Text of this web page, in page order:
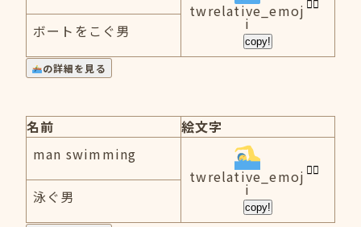
twrelative_emoj
i
copy!
ボートをこぐ男
の詳細を見る
名前
絵文字
man swimming
twrelative_emoj
i
copy!
泳ぐ男